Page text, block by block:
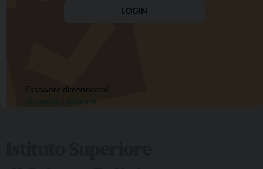
Password dimenticata?
studente / docente